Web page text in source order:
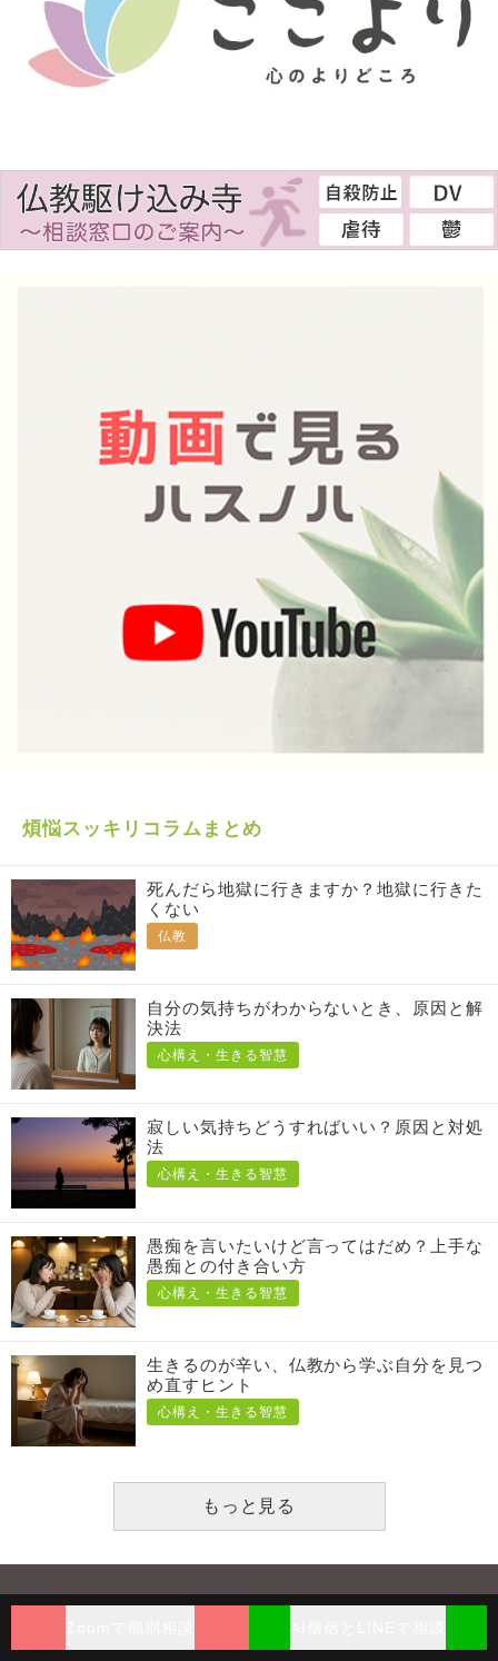
煩悩スッキリコラムまとめ
死んだら地獄に行きますか？地獄に行きた
くない
仏教
自分の気持ちがわからないとき、原因と解
決法
心構え・生きる智慧
寂しい気持ちどうすればいい？原因と対処
法
心構え・生きる智慧
愚痴を言いたいけど言ってはだめ？上手な
愚痴との付き合い方
心構え・生きる智慧
生きるのが辛い、仏教から学ぶ自分を見つ
め直すヒント
心構え・生きる智慧
もっと見る